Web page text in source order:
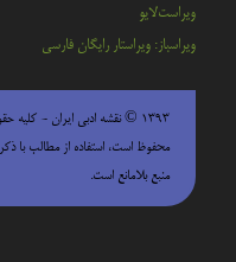
ویراست‌لایو
ویراسباز: ویراستار رایگان فارسی
۱۳۹۳ © نقشه ادبی ایران - كليه
محفوظ است، استفاده از مطالب با ذكر
منبع بلامانع است.